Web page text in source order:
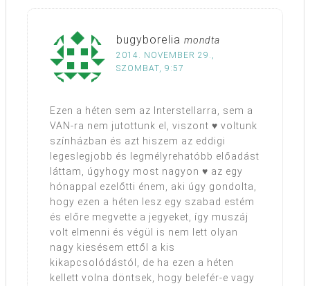
bugyborelia mondta
2014. NOVEMBER 29.,
SZOMBAT, 9:57
Ezen a héten sem az Interstellarra, sem a
VAN-ra nem jutottunk el, viszont ♥ voltunk
színházban és azt hiszem az eddigi
legeslegjobb és legmélyrehatóbb előadást
láttam, úgyhogy most nagyon ♥ az egy
hónappal ezelőtti énem, aki úgy gondolta,
hogy ezen a héten lesz egy szabad estém
és előre megvette a jegyeket, így muszáj
volt elmenni és végül is nem lett olyan
nagy kiesésem ettől a kis
kikapcsolódástól, de ha ezen a héten
kellett volna döntsek, hogy belefér-e vagy